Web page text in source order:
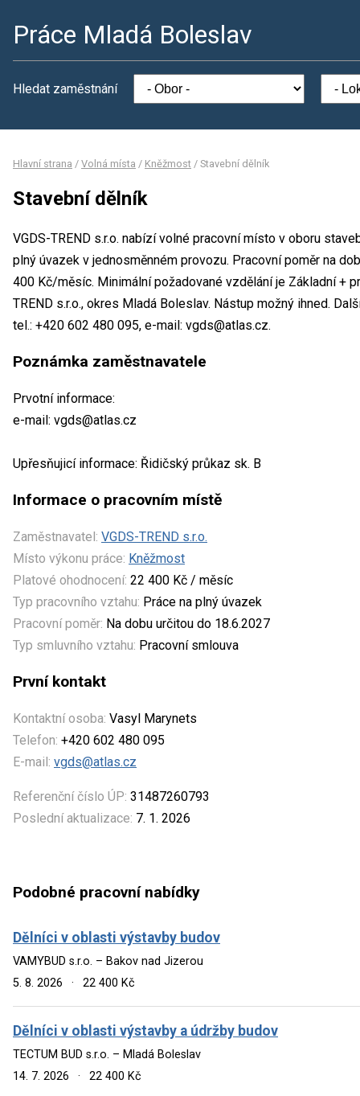
Práce Mladá Boleslav
Hledat zaměstnání
Hlavní strana / Volná místa / Kněžmost / Stavební dělník
Stavební dělník
VGDS-TREND s.r.o. nabízí volné pracovní místo v oboru
plný úvazek v jednosměnném provozu. Pracovní poměr na
400 Kč/měsíc. Minimální požadované vzdělání je Základní +
TREND s.r.o., okres Mladá Boleslav. Nástup možný ihned.
tel.: +420 602 480 095, e-mail: vgds@atlas.cz.
Poznámka zaměstnavatele
Prvotní informace:
e-mail: vgds@atlas.cz
Upřesňujicí informace: Řidičský průkaz sk. B
Informace o pracovním místě
Zaměstnavatel: VGDS-TREND s.r.o.
Místo výkonu práce: Kněžmost
Platové ohodnocení: 22 400 Kč / měsíc
Typ pracovního vztahu: Práce na plný úvazek
Pracovní poměr: Na dobu určitou do 18.6.2027
Typ smluvního vztahu: Pracovní smlouva
První kontakt
Kontaktní osoba: Vasyl Marynets
Telefon: +420 602 480 095
E-mail: vgds@atlas.cz
Referenční číslo ÚP: 31487260793
Poslední aktualizace: 7. 1. 2026
Podobné pracovní nabídky
Dělníci v oblasti výstavby budov
VAMYBUD s.r.o. – Bakov nad Jizerou
5. 8. 2026
· 22 400 Kč
Dělníci v oblasti výstavby a údržby budov
TECTUM BUD s.r.o. – Mladá Boleslav
14. 7. 2026
· 22 400 Kč